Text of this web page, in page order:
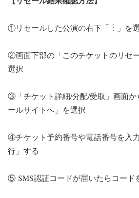
①リセールした公演の右下「︙」を
②画面下部の「このチケットのリセ
選択
③「チケット詳細/分配/受取」画面か
ールサイトへ」を選択
④チケット予約番号や電話番号を入
行」する
⑤ SMS認証コードが届いたらコード